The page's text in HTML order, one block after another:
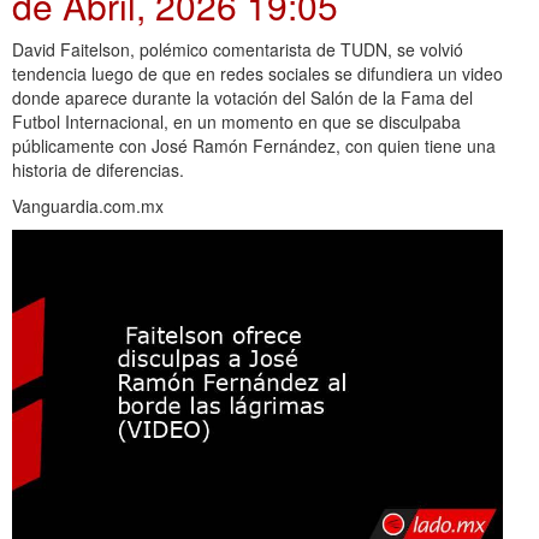
David Faitelson, polémico comentarista de TUDN, se volvió
tendencia luego de que en redes sociales se difundiera un video
donde aparece durante la votación del Salón de la Fama del
Futbol Internacional, en un momento en que se disculpaba
públicamente con José Ramón Fernández, con quien tiene una
historia de diferencias.
Vanguardia.com.mx